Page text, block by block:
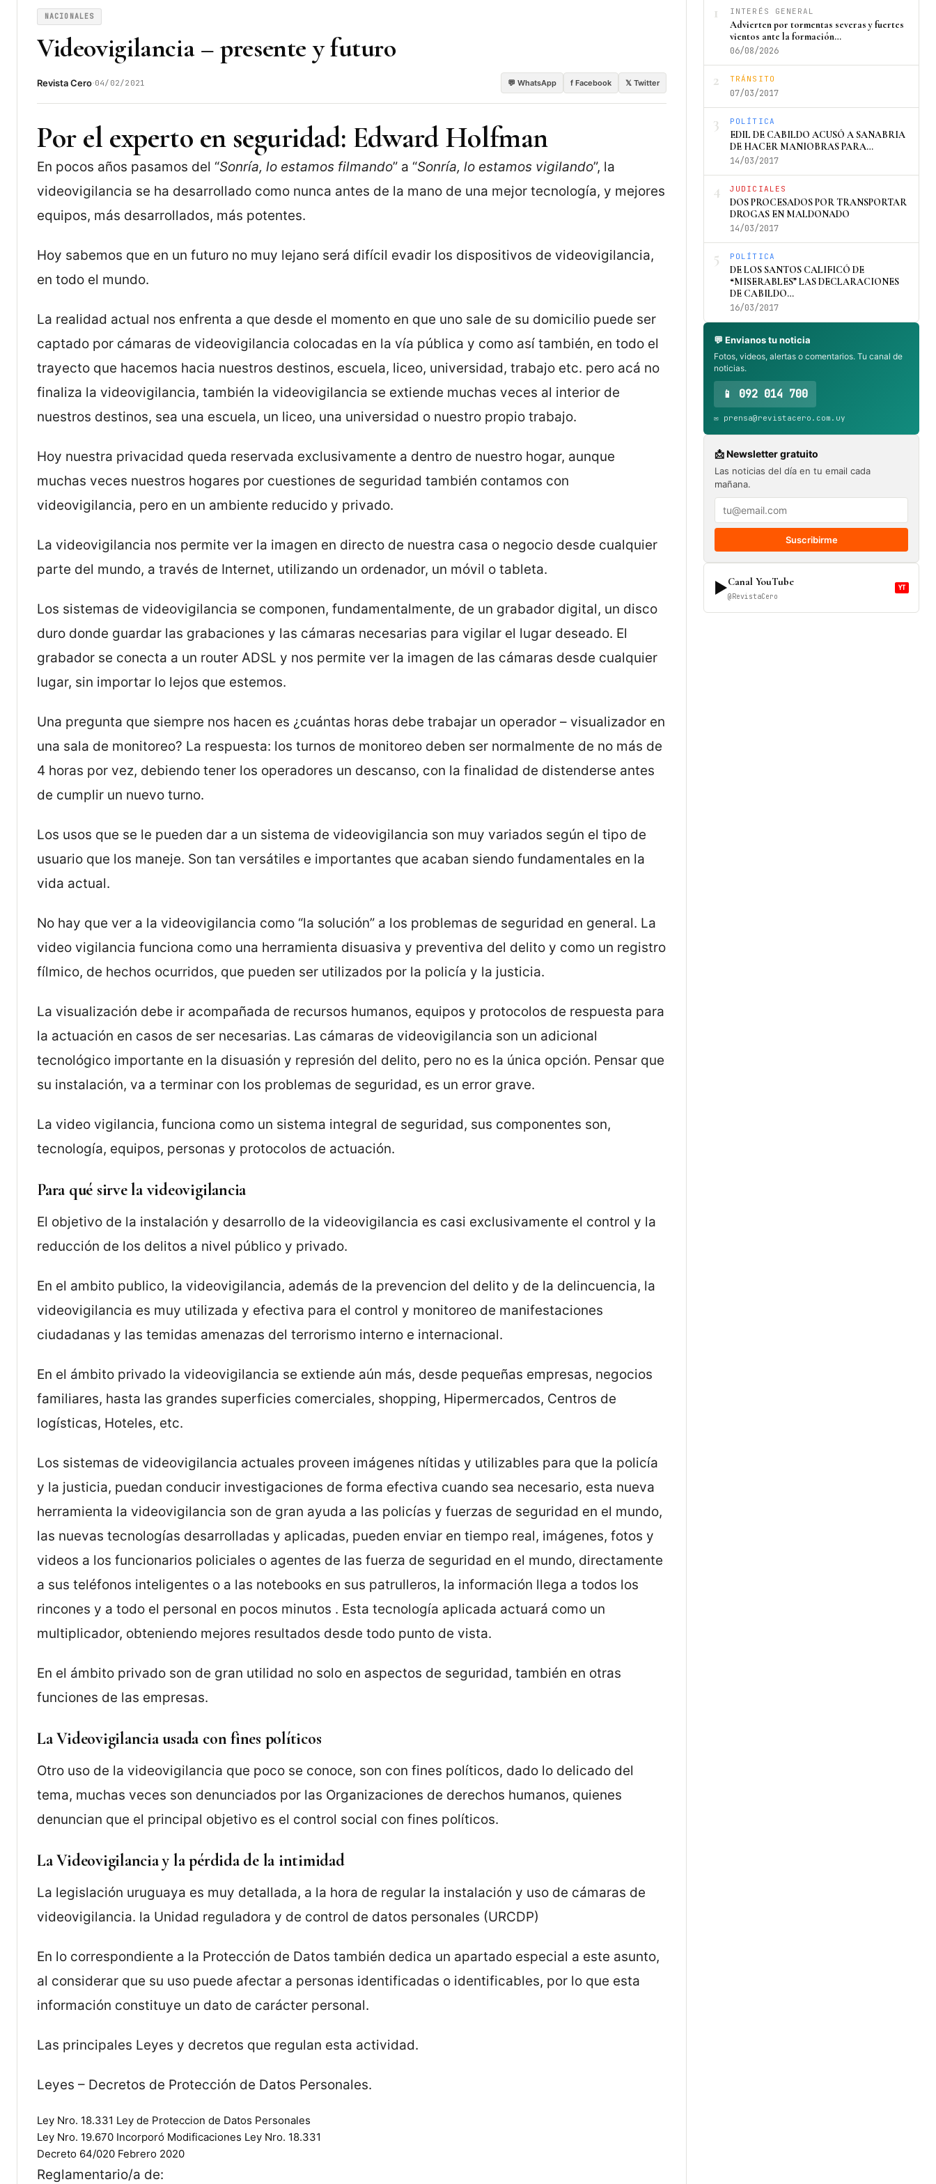
NACIONALES
Videovigilancia – presente y futuro
Revista Cero·04/02/2021 💬 WhatsApp f Facebook 𝕏 Twitter
Por el experto en seguridad: Edward Holfman
En pocos años pasamos del “Sonría, lo estamos filmando” a “Sonría, lo estamos vigilando”, la
videovigilancia se ha desarrollado como nunca antes de la mano de una mejor tecnología, y mejores
equipos, más desarrollados, más potentes.
Hoy sabemos que en un futuro no muy lejano será difícil evadir los dispositivos de videovigilancia,
en todo el mundo.
La realidad actual nos enfrenta a que desde el momento en que uno sale de su domicilio puede ser
captado por cámaras de videovigilancia colocadas en la vía pública y como así también, en todo el
trayecto que hacemos hacia nuestros destinos, escuela, liceo, universidad, trabajo etc. pero acá no
finaliza la videovigilancia, también la videovigilancia se extiende muchas veces al interior de
nuestros destinos, sea una escuela, un liceo, una universidad o nuestro propio trabajo.
Hoy nuestra privacidad queda reservada exclusivamente a dentro de nuestro hogar, aunque
muchas veces nuestros hogares por cuestiones de seguridad también contamos con
videovigilancia, pero en un ambiente reducido y privado.
La videovigilancia nos permite ver la imagen en directo de nuestra casa o negocio desde cualquier
parte del mundo, a través de Internet, utilizando un ordenador, un móvil o tableta.
Los sistemas de videovigilancia se componen, fundamentalmente, de un grabador digital, un disco
duro donde guardar las grabaciones y las cámaras necesarias para vigilar el lugar deseado. El
grabador se conecta a un router ADSL y nos permite ver la imagen de las cámaras desde cualquier
lugar, sin importar lo lejos que estemos.
Una pregunta que siempre nos hacen es ¿cuántas horas debe trabajar un operador – visualizador en
una sala de monitoreo? La respuesta: los turnos de monitoreo deben ser normalmente de no más de
4 horas por vez, debiendo tener los operadores un descanso, con la finalidad de distenderse antes
de cumplir un nuevo turno.
Los usos que se le pueden dar a un sistema de videovigilancia son muy variados según el tipo de
usuario que los maneje. Son tan versátiles e importantes que acaban siendo fundamentales en la
vida actual.
No hay que ver a la videovigilancia como “la solución” a los problemas de seguridad en general. La
video vigilancia funciona como una herramienta disuasiva y preventiva del delito y como un registro
fílmico, de hechos ocurridos, que pueden ser utilizados por la policía y la justicia.
La visualización debe ir acompañada de recursos humanos, equipos y protocolos de respuesta para
la actuación en casos de ser necesarias. Las cámaras de videovigilancia son un adicional
tecnológico importante en la disuasión y represión del delito, pero no es la única opción. Pensar que
su instalación, va a terminar con los problemas de seguridad, es un error grave.
La video vigilancia, funciona como un sistema integral de seguridad, sus componentes son,
tecnología, equipos, personas y protocolos de actuación.
Para qué sirve la videovigilancia
El objetivo de la instalación y desarrollo de la videovigilancia es casi exclusivamente el control y la
reducción de los delitos a nivel público y privado.
En el ambito publico, la videovigilancia, además de la prevencion del delito y de la delincuencia, la
videovigilancia es muy utilizada y efectiva para el control y monitoreo de manifestaciones
ciudadanas y las temidas amenazas del terrorismo interno e internacional.
En el ámbito privado la videovigilancia se extiende aún más, desde pequeñas empresas, negocios
familiares, hasta las grandes superficies comerciales, shopping, Hipermercados, Centros de
logísticas, Hoteles, etc.
Los sistemas de videovigilancia actuales proveen imágenes nítidas y utilizables para que la policía
y la justicia, puedan conducir investigaciones de forma efectiva cuando sea necesario, esta nueva
herramienta la videovigilancia son de gran ayuda a las policías y fuerzas de seguridad en el mundo,
las nuevas tecnologías desarrolladas y aplicadas, pueden enviar en tiempo real, imágenes, fotos y
videos a los funcionarios policiales o agentes de las fuerza de seguridad en el mundo, directamente
a sus teléfonos inteligentes o a las notebooks en sus patrulleros, la información llega a todos los
rincones y a todo el personal en pocos minutos . Esta tecnología aplicada actuará como un
multiplicador, obteniendo mejores resultados desde todo punto de vista.
En el ámbito privado son de gran utilidad no solo en aspectos de seguridad, también en otras
funciones de las empresas.
La Videovigilancia usada con fines políticos
Otro uso de la videovigilancia que poco se conoce, son con fines políticos, dado lo delicado del
tema, muchas veces son denunciados por las Organizaciones de derechos humanos, quienes
denuncian que el principal objetivo es el control social con fines políticos.
La Videovigilancia y la pérdida de la intimidad
La legislación uruguaya es muy detallada, a la hora de regular la instalación y uso de cámaras de
videovigilancia. la Unidad reguladora y de control de datos personales (URCDP)
En lo correspondiente a la Protección de Datos también dedica un apartado especial a este asunto,
al considerar que su uso puede afectar a personas identificadas o identificables, por lo que esta
información constituye un dato de carácter personal.
Las principales Leyes y decretos que regulan esta actividad.
Leyes – Decretos de Protección de Datos Personales.
Ley Nro. 18.331 Ley de Proteccion de Datos Personales
Ley Nro. 19.670 Incorporó Modificaciones Ley Nro. 18.331
Decreto 64/020 Febrero 2020
Reglamentario/a de:
1 INTERÉS GENERAL
Advierten por tormentas severas y fuertes
vientos ante la formación…
06/08/2026
2 TRÁNSITO
07/03/2017
3 POLÍTICA
EDIL DE CABILDO ACUSÓ A SANABRIA
DE HACER MANIOBRAS PARA…
14/03/2017
4 JUDICIALES
DOS PROCESADOS POR TRANSPORTAR
DROGAS EN MALDONADO
14/03/2017
5 POLÍTICA
DE LOS SANTOS CALIFICÓ DE
“MISERABLES” LAS DECLARACIONES
DE CABILDO…
16/03/2017
💬 Envianos tu noticia
Fotos, videos, alertas o comentarios. Tu canal de
noticias.
📱 092 014 700
✉️ prensa@revistacero.com.uy
📩 Newsletter gratuito
Las noticias del día en tu email cada
mañana.
Suscribirme
▶Canal YouTube
@RevistaCero
YT